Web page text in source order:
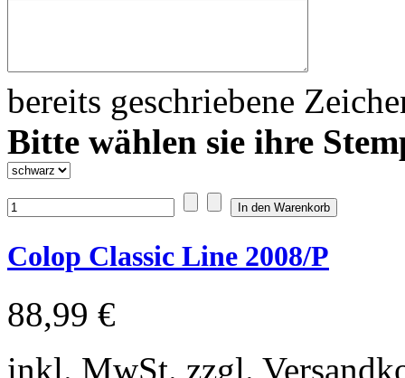
bereits geschriebene
Bitte wählen sie ihre
Colop Classic Line 2008/P
88,99 €
inkl. MwSt. zzgl.